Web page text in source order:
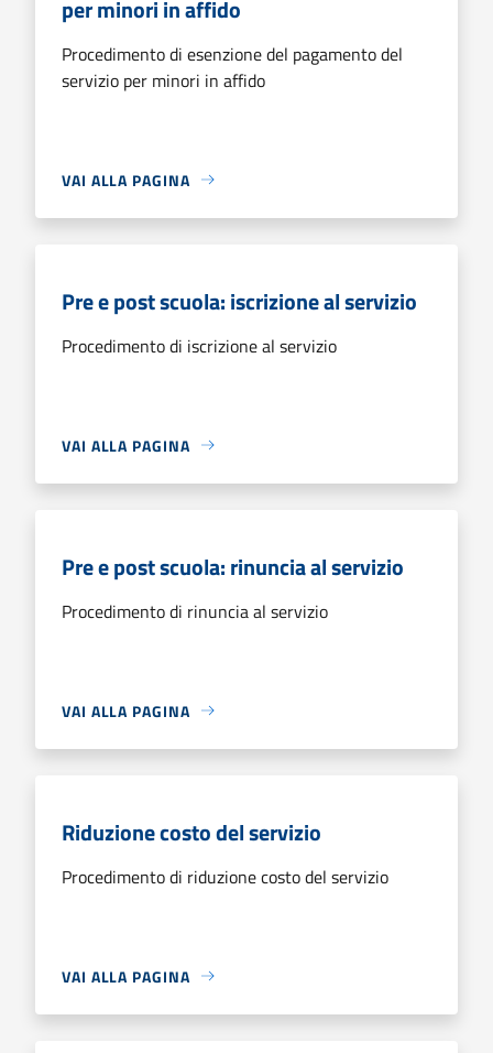
per minori in affido
Procedimento di esenzione del pagamento del
servizio per minori in affido
VAI ALLA PAGINA
Pre e post scuola: iscrizione al servizio
Procedimento di iscrizione al servizio
VAI ALLA PAGINA
Pre e post scuola: rinuncia al servizio
Procedimento di rinuncia al servizio
VAI ALLA PAGINA
Riduzione costo del servizio
Procedimento di riduzione costo del servizio
VAI ALLA PAGINA